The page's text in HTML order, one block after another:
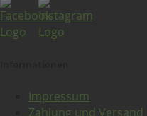
Impressum
Zahlung und Versand